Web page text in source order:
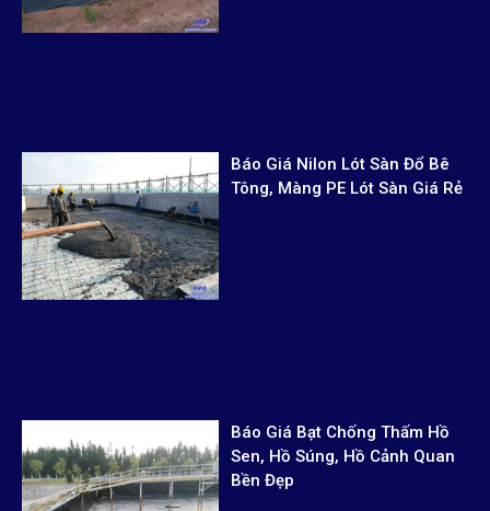
Tổng lượt xem: 144916
Lượt tìm kiếm: 3
Bãi Rác Giá Rẻ
Báo Giá Nilon Lót Sàn Đổ Bê
Tông, Màng PE Lót Sàn Giá Rẻ